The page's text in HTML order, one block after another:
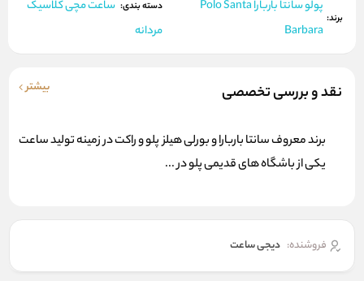
برند:
پولو سانتا باربارا Polo Santa
Barbara
دسته بندی: ساعت مچی کلاسیک
مردانه
نقد و بررسی تخصصی بیشتر
برند معروف سانتا باربارا و بورلی هیلز پلو و راکت در زمینه تولید ساعت
یکی از باشگاه های قدیمی پلو در ...
فروشنده: دیجی ساعت